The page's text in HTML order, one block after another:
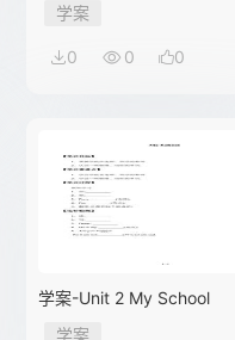
学案
0 0 0
学案-Unit 2 My School
学案